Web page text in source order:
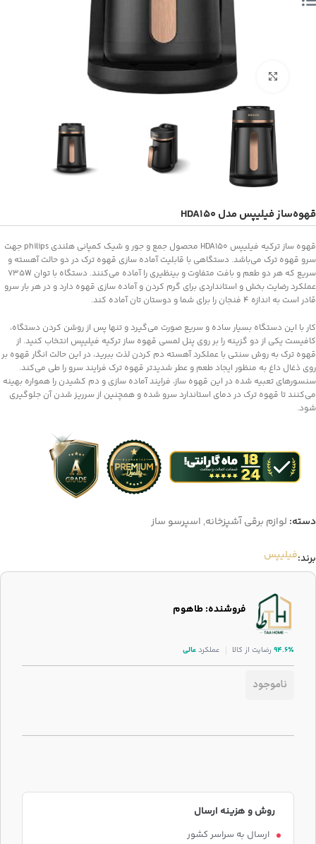
بزرگنمایی تصویر
قهوه‌ساز فیلیپس مدل HDA150
قهوه ساز ترکیه فیلیپس HDA150 محصول جمع و جور و شیک کمپانی هلندی philips جهت
سرو قهوه ترک می‌باشد. دستگاهی با قابلیت آماده سازی قهوه ترک در دو حالت آهسته و
سریع که هر دو طعم و بافت متفاوت و بینظیری را آماده می‌کنند. دستگاه با توان 735W
عملکرد رضایت بخش و استانداردی برای گرم کردن و آماده سازی قهوه دارد و در هر بار سرو
قادر است به اندازه 4 فنجان را برای شما و دوستان تان آماده کند.
کار با این دستگاه بسیار ساده و سریع صورت می‌گیرد و تنها پس از روشن کردن دستگاه،
کافیست یکی از دو گزینه را بر روی پنل لمسی قهوه ساز ترکیه فیلیپس انتخاب کنید. از
قهوه ترک به روش سنتی با عملکرد آهسته دم کردن لذت ببرید، در این حالت انگار قهوه بر
روی ذغال داغ به منظور ایجاد طعم و عطر شدیدتر قهوه ترک فرایند سرو را طی می‌کند.
سنسورهای تعبیه شده در این قهوه ساز، فرایند آماده سازی و دم کشیدن را همواره بهینه
می‌کنند تا قهوه ترک در دمای استاندارد سرو شده و همچنین از سرریز شدن آن جلوگیری
شود.
دسته: لوازم برقی آشپزخانه, اسپرسو ساز
برند:فیلیپس
فروشنده: طاهوم
۹۴.۶٪ رضایت از کالا عملکردعالی
ناموجود
روش و هزینه ارسال
ارسال به سراسر کشور